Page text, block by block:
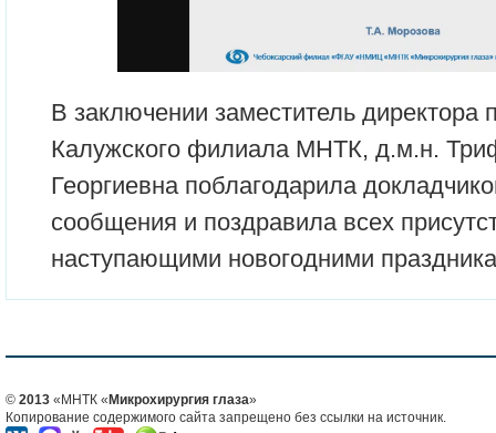
В заключении заместитель директора
Калужского филиала МНТК, д.м.н.
Георгиевна поблагодарила
сообщения и поздравила всех
наступающими новогодними
© 2013 «МНТК « Микрохирургия глаза»
Копирование содержимого сайта запрещено без ссылки на источник.